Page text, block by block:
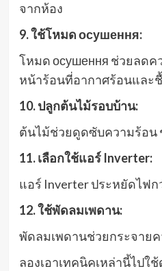
จากห้อง
9. ใช้โหมด осушення:
โหมด осушення ช่วยลดค
หน้าร้อนที่อากาศร้อนและ
10. ปลูกต้นไม้รอบบ้าน:
ต้นไม้ช่วยดูดซับความร้อน
11. เลือกใช้แอร์ Inverter:
แอร์ Inverter ประหยัดไฟ
12. ใช้พัดลมเพดาน:
พัดลมเพดานช่วยกระจายค
ลองเอาเทคนิคเหล่านี้ไปใ